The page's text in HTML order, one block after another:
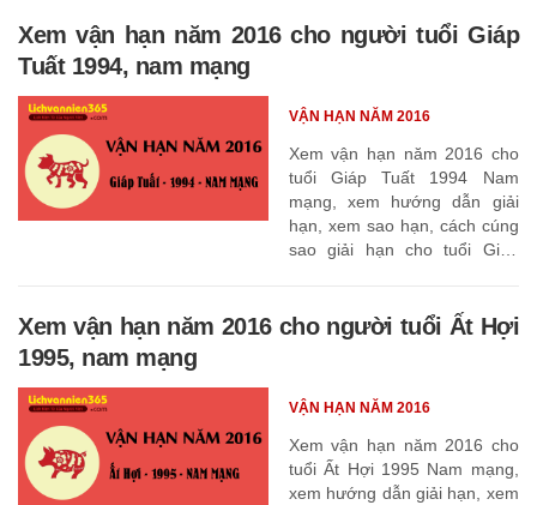
Xem vận hạn năm 2016 cho người tuổi Giáp
Tuất 1994, nam mạng
Xem vận hạn năm 2016 cho
tuổi Giáp Tuất 1994 Nam
mạng, xem hướng dẫn giải
hạn, xem sao hạn, cách cúng
sao giải hạn cho tuổi Giáp
VẬN HẠN NĂM 2016
Xem vận hạn năm 2016 cho người tuổi Ất Hợi
1995, nam mạng
Xem vận hạn năm 2016 cho
tuổi Ất Hợi 1995 Nam mạng,
xem hướng dẫn giải hạn, xem
VẬN HẠN NĂM 2016